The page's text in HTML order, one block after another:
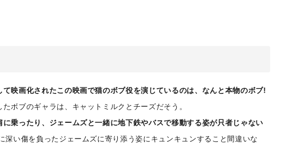
映画化されたこの映画で猫のボブ役を演じているのは、なんと本物のボブ!
ボブのギャラは、キャットミルクとチーズだそう。
乗ったり、ジェームズと一緒に地下鉄やバスで移動する姿が只者じゃない
深い傷を負ったジェームズに寄り添う姿にキュンキュンすること間違いな